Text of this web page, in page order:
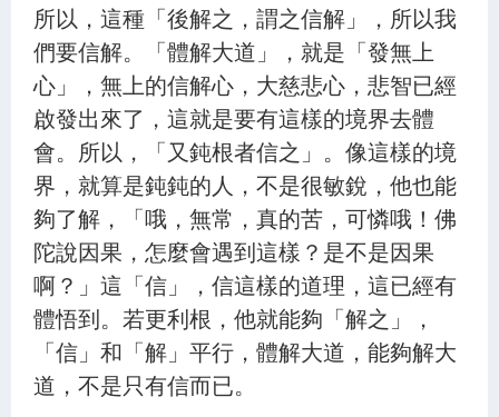
所以，這種「後解之，謂之信解」，所以我
們要信解。「體解大道」，就是「發無上
心」，無上的信解心，大慈悲心，悲智已經
啟發出來了，這就是要有這樣的境界去體
會。所以，「又鈍根者信之」。像這樣的境
界，就算是鈍鈍的人，不是很敏銳，他也能
夠了解，「哦，無常，真的苦，可憐哦！佛
陀說因果，怎麼會遇到這樣？是不是因果
啊？」這「信」，信這樣的道理，這已經有
體悟到。若更利根，他就能夠「解之」，
「信」和「解」平行，體解大道，能夠解大
道，不是只有信而已。